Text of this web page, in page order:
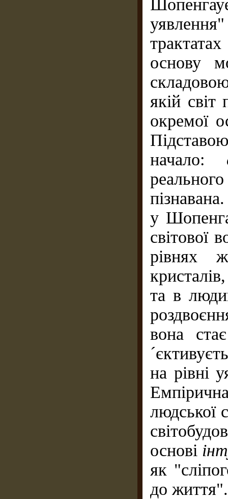
основу
якій
окремої
начало:
реального
у
світової
рівнях
та в
вона
на рівні
людської
основі
як
до життя".